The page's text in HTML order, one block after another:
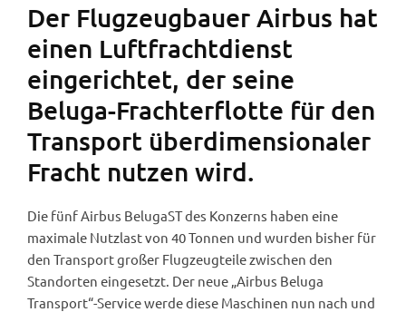
Der Flugzeugbauer Airbus hat
einen Luftfrachtdienst
eingerichtet, der seine
Beluga-Frachterflotte für den
Transport überdimensionaler
Fracht nutzen wird.
Die fünf Airbus BelugaST des Konzerns haben eine
maximale Nutzlast von 40 Tonnen und wurden bisher für
den Transport großer Flugzeugteile zwischen den
Standorten eingesetzt. Der neue „Airbus Beluga
Transport“-Service werde diese Maschinen nun nach und